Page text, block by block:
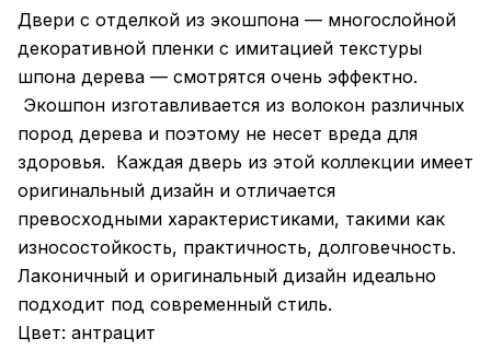
Двери с отделкой из экошпона — многослойной
декоративной пленки с имитацией текстуры
шпона дерева — смотрятся очень эффектно.
Экошпон изготавливается из волокон различных
пород дерева и поэтому не несет вреда для
здоровья. Каждая дверь из этой коллекции имеет
оригинальный дизайн и отличается
превосходными характеристиками, такими как
износостойкость, практичность, долговечность.
Лаконичный и оригинальный дизайн идеально
подходит под современный стиль.
Цвет: антрацит